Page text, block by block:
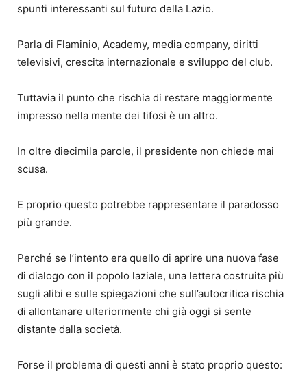
spunti interessanti sul futuro della Lazio.
Parla di Flaminio, Academy, media company, diritti
televisivi, crescita internazionale e sviluppo del club.
Tuttavia il punto che rischia di restare maggiormente
impresso nella mente dei tifosi è un altro.
In oltre diecimila parole, il presidente non chiede mai
scusa.
E proprio questo potrebbe rappresentare il paradosso
più grande.
Perché se l’intento era quello di aprire una nuova fase
di dialogo con il popolo laziale, una lettera costruita più
sugli alibi e sulle spiegazioni che sull’autocritica rischia
di allontanare ulteriormente chi già oggi si sente
distante dalla società.
Forse il problema di questi anni è stato proprio questo: